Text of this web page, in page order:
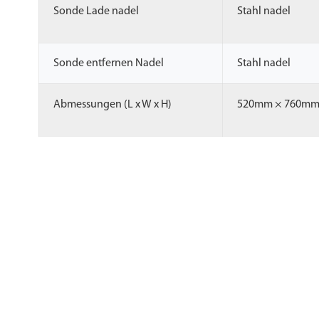
Sonde Lade nadel Stahl nadel
Sonde entfernen Nadel Stahl nadel
Abmessungen (L x W x H) 520mm ×